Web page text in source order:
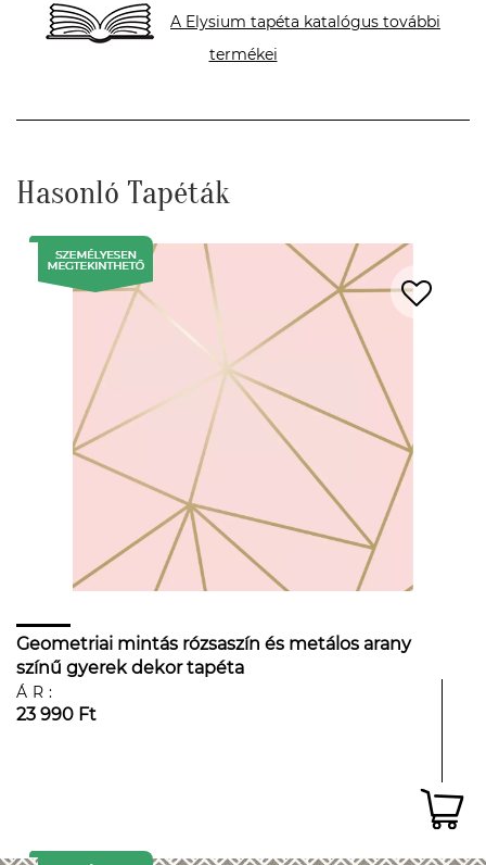
A Elysium tapéta katalógus további
termékei
Hasonló Tapéták
Geometriai mintás rózsaszín és metálos arany
színű gyerek dekor tapéta
ÁR:
23 990 Ft